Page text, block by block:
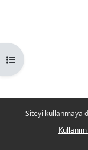
Siteyi kullanmaya
Kurs dizinini aç